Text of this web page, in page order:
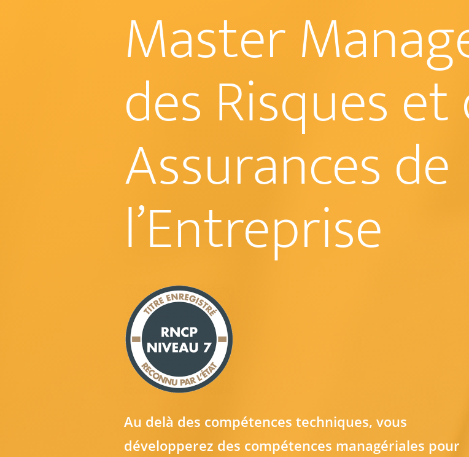
Master
des Risques et
Assurances de
l’Entreprise
Au delà des compétences techniques, vous
développerez des compétences managériales pour